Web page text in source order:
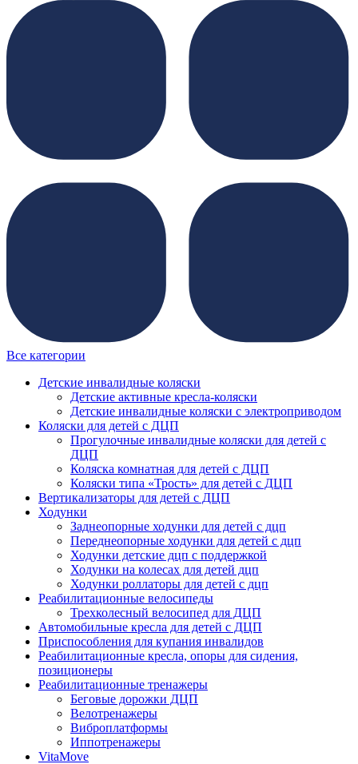
Все категории
Детские инвалидные коляски
Детские активные кресла-коляски
Детские инвалидные коляски с электроприводом
Коляски для детей с ДЦП
Прогулочные инвалидные коляски для детей с
ДЦП
Коляска комнатная для детей с ДЦП
Коляски типа «Трость» для детей с ДЦП
Вертикализаторы для детей с ДЦП
Ходунки
Заднеопорные ходунки для детей с дцп
Переднеопорные ходунки для детей с дцп
Ходунки детские дцп с поддержкой
Ходунки на колесах для детей дцп
Ходунки роллаторы для детей с дцп
Реабилитационные велосипеды
Трехколесный велосипед для ДЦП
Автомобильные кресла для детей с ДЦП
Приспособления для купания инвалидов
Реабилитационные кресла, опоры для сидения,
позиционеры
Реабилитационные тренажеры
Беговые дорожки ДЦП
Велотренажеры
Виброплатформы
Иппотренажеры
VitaMove